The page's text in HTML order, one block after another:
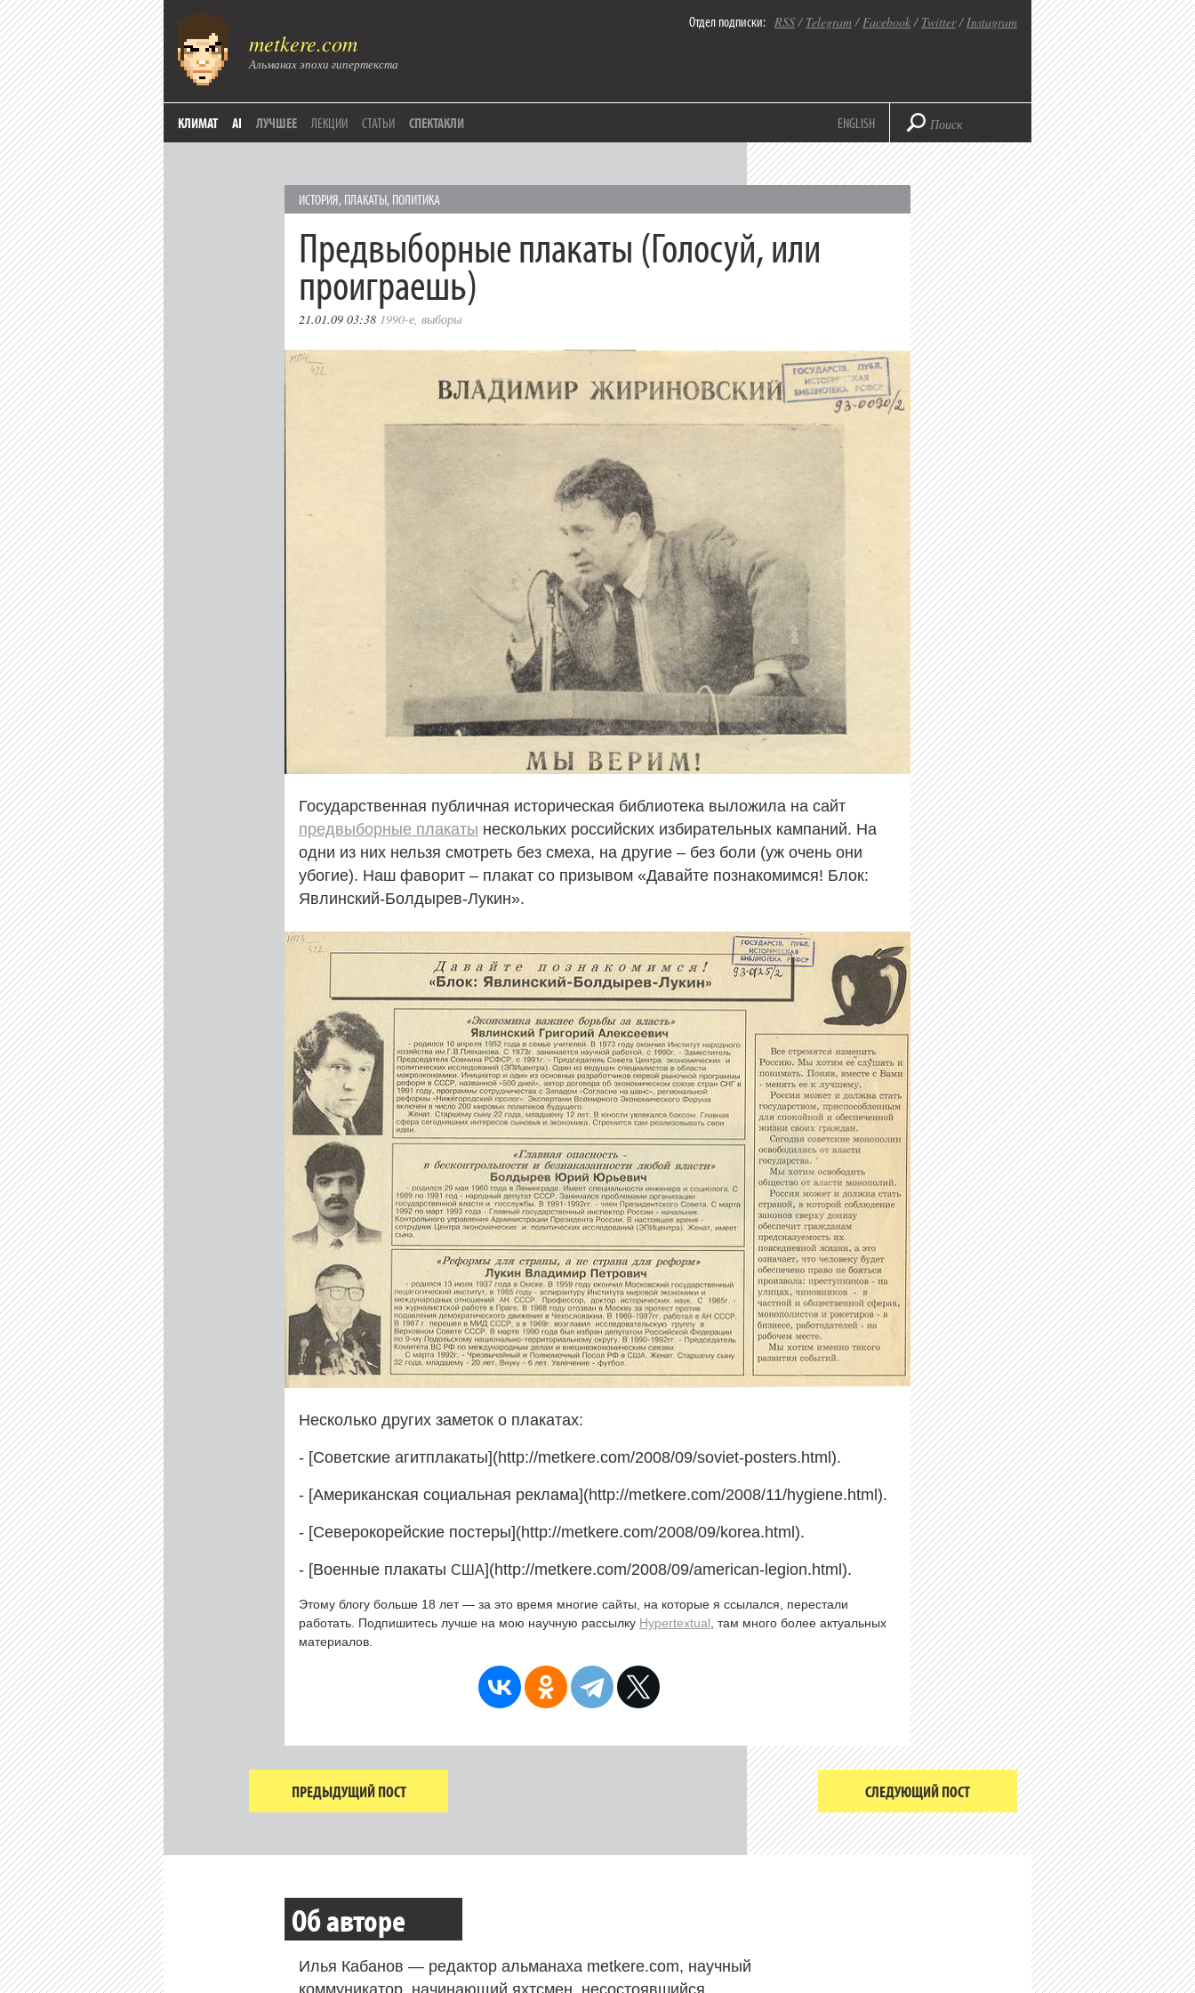
metkere.com
Альманах эпохи гипертекста
Отдел подписки: RSS/ Telegram/Facebook/ Twitter/Instagram
КЛИМАТ AI ЛУЧШЕЕ ЛЕКЦИИ СТАТЬИ СПЕКТАКЛИ ENGLISH
ИСТОРИЯ, ПЛАКАТЫ, ПОЛИТИКА
Предвыборные плакаты (Голосуй, или
проиграешь)
21.01.09 03:38 1990-е, выборы
Государственная публичная историческая библиотека выложила на сайт
предвыборные плакаты нескольких российских избирательных кампаний. На
одни из них нельзя смотреть без смеха, на другие – без боли (уж очень они
убогие). Наш фаворит – плакат со призывом «Давайте познакомимся! Блок:
Явлинский-Болдырев-Лукин».
Несколько других заметок о плакатах:
- [Советские агитплакаты](http://metkere.com/2008/09/soviet-posters.html).
- [Американская социальная реклама](http://metkere.com/2008/11/hygiene.html).
- [Северокорейские постеры](http://metkere.com/2008/09/korea.html).
- [Военные плакаты США](http://metkere.com/2008/09/american-legion.html).
Этому блогу больше 18 лет — за это время многие сайты, на которые я ссылался, перестали
работать. Подпишитесь лучше на мою научную рассылку Hypertextual , там много более актуальных
материалов.
ПРЕДЫДУЩИЙ ПОСТ СЛЕДУЮЩИЙ ПОСТ
Об авторе
Илья Кабанов — редактор альманаха metkere.com, научный
коммуникатор, начинающий яхтсмен, несостоявшийся